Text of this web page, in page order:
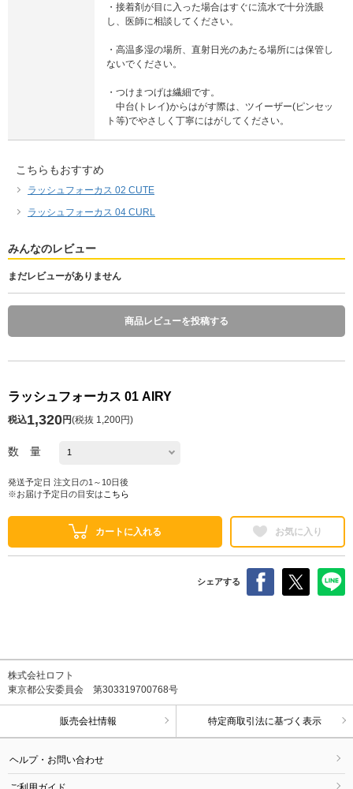
・接着剤が目に入った場合はすぐに流水で十分洗眼
し、医師に相談してください。
・高温多湿の場所、直射日光のあたる場所には保管し
ないでください。
・つけまつげは繊細です。
中台(トレイ)からはがす際は、ツイーザー(ピンセッ
ト等)でやさしく丁寧にはがしてください。
こちらもおすすめ
ラッシュフォーカス 02 CUTE
ラッシュフォーカス 04 CURL
みんなのレビュー
まだレビューがありません
商品レビューを投稿する
ラッシュフォーカス 01 AIRY
税込1,320円(税抜 1,200円)
数 量
発送予定日 注文日の1～10日後
※お届け予定日の目安は こちら
カートに入れる お気に入り
シェアする
株式会社ロフト
東京都公安委員会 第303319700768号
販売会社情報 特定商取引法に基づく表示
ヘルプ・お問い合わせ